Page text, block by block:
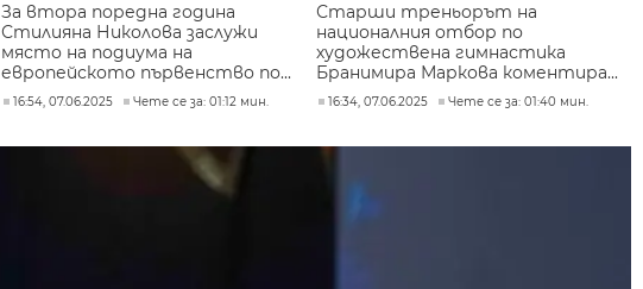
За втора поредна година
Стилияна Николова заслужи
място на подиума на
европейското първенство по...
16:54, 07.06.2025 Чете се за: 01:12 мин.
Старши треньорът на
националния отбор по
художествена гимнастика
Бранимира Маркова коментира...
16:34, 07.06.2025 Чете се за: 01:40 мин.